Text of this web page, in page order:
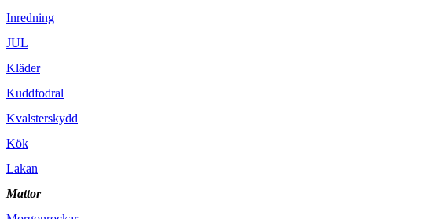
Inredning
JUL
Kläder
Kuddfodral
Kvalsterskydd
Kök
Lakan
Mattor